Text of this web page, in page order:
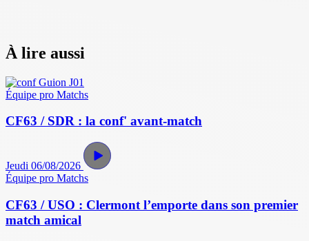
À lire aussi
Équipe pro Matchs
CF63 / SDR : la conf' avant-match
Jeudi 06/08/2026
Équipe pro Matchs
CF63 / USO : Clermont l’emporte dans son premier
match amical